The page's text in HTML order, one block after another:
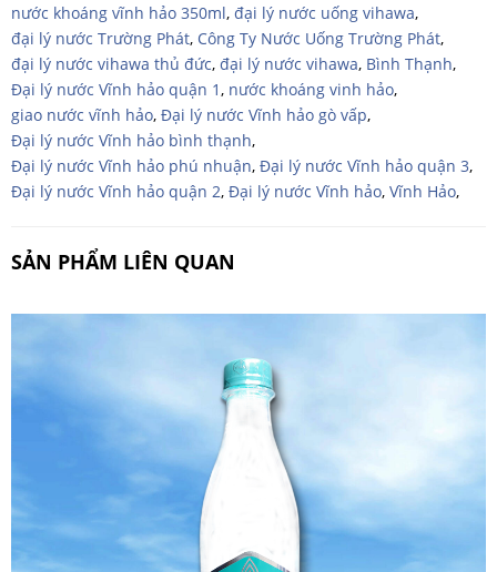
nước khoáng vĩnh hảo 350ml, đại lý nước uống vihawa,
đại lý nước Trường Phát, Công Ty Nước Uống Trường Phát,
đại lý nước vihawa thủ đức, đại lý nước vihawa, Bình Thạnh,
Đại lý nước Vĩnh hảo quận 1 , nước khoáng vinh hảo,
giao nước vĩnh hảo, Đại lý nước Vĩnh hảo gò vấp,
Đại lý nước Vĩnh hảo bình thạnh,
Đại lý nước Vĩnh hảo phú nhuận, Đại lý nước Vĩnh hảo quận 3,
Đại lý nước Vĩnh hảo quận 2, Đại lý nước Vĩnh hảo, Vĩnh Hảo,
SẢN PHẨM LIÊN QUAN